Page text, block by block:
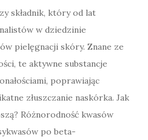
składnik, który od lat
w dziedzinie
pielęgnacji skóry. Znane ze
te aktywne substancje
poprawiając
złuszczanie naskórka. Jak
Różnorodność kwasów
po beta-